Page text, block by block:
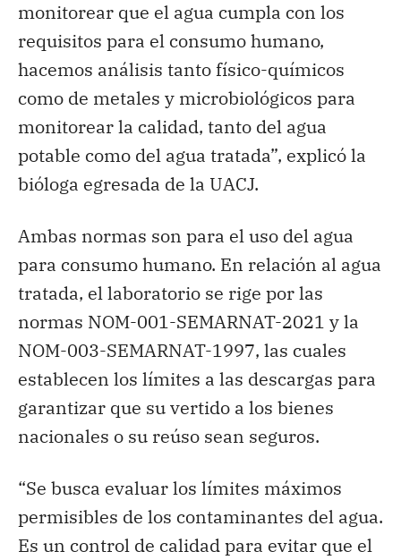
monitorear que el agua cumpla con los
requisitos para el consumo humano,
hacemos análisis tanto físico-químicos
como de metales y microbiológicos para
monitorear la calidad, tanto del agua
potable como del agua tratada”, explicó la
bióloga egresada de la UACJ.
Ambas normas son para el uso del agua
para consumo humano. En relación al agua
tratada, el laboratorio se rige por las
normas NOM-001-SEMARNAT-2021 y la
NOM-003-SEMARNAT-1997, las cuales
establecen los límites a las descargas para
garantizar que su vertido a los bienes
nacionales o su reúso sean seguros.
“Se busca evaluar los límites máximos
permisibles de los contaminantes del agua.
Es un control de calidad para evitar que el